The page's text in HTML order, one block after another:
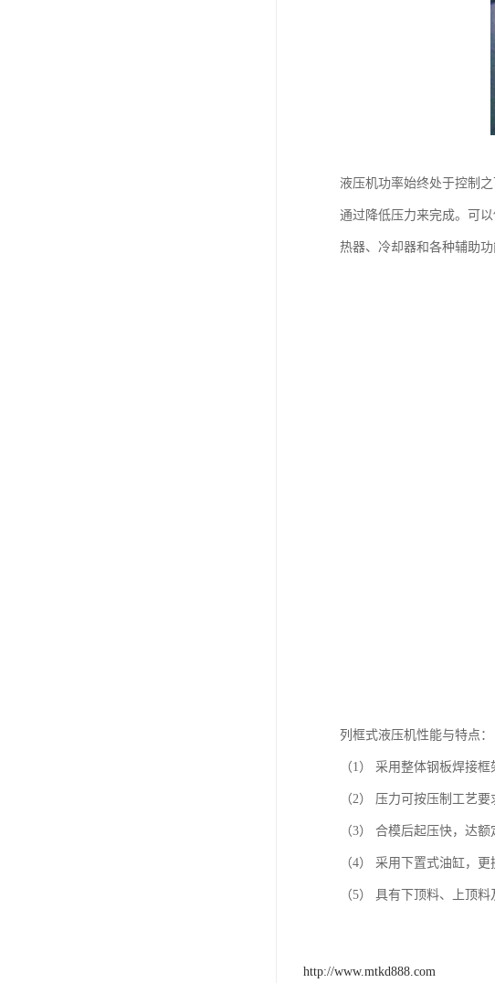
液压机功率始终处于控制
通过降低压力来完成。可
热器、冷却器和各种辅助
列框式液压机性能与特点：
（1） 采用整体钢板焊接
（2） 压力可按压制工艺要
（3） 合模后起压快，达额
（4） 采用下置式油缸，更
（5） 具有下顶料、上顶
http://www.mtkd888.com